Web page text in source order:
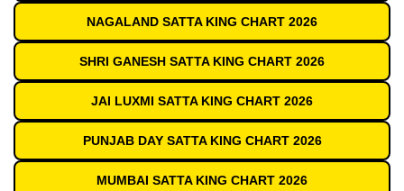
NAGALAND SATTA KING CHART 2026
SHRI GANESH SATTA KING CHART 2026
JAI LUXMI SATTA KING CHART 2026
PUNJAB DAY SATTA KING CHART 2026
MUMBAI SATTA KING CHART 2026